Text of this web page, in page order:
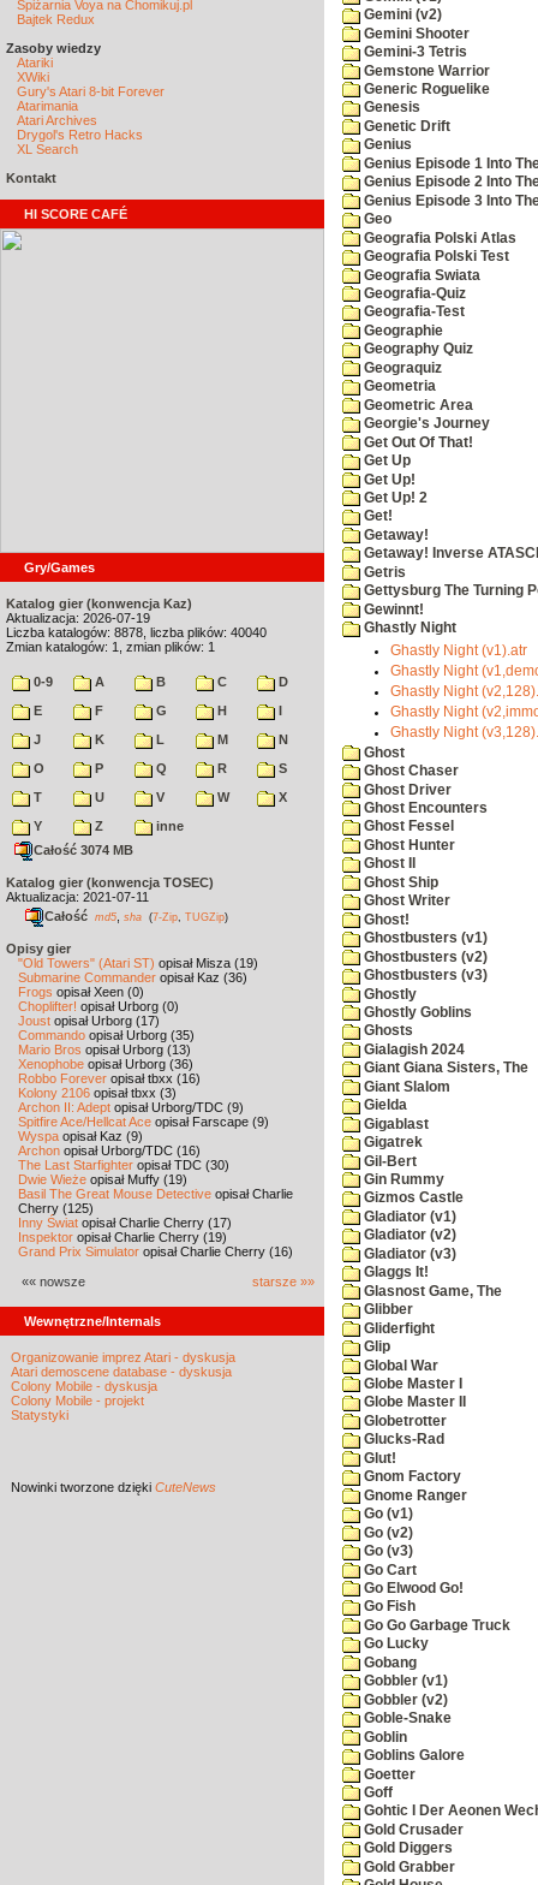
Spiżarnia Voya na Chomikuj.pl
Bajtek Redux
Zasoby wiedzy
Atariki
XWiki
Gury's Atari 8-bit Forever
Atarimania
Atari Archives
Drygol's Retro Hacks
XL Search
Kontakt
HI SCORE CAFÉ
Gry/Games
Katalog gier (konwencja Kaz)
Aktualizacja: 2026-07-19
Liczba katalogów: 8878, liczba plików: 40040
Zmian katalogów: 1, zmian plików: 1
0-9 A B C
D
E
F G H
I
J
K L M
N
O
P Q R
S
T
U V W
X
Y
Z
inne
Całość 3074 MB
Katalog gier (konwencja TOSEC)
Aktualizacja: 2021-07-11
Całość md5 sha (7-Zip TUGZip)
Opisy gier
"Old Towers" (Atari ST) opisał Misza (19)
Submarine Commander opisał Kaz (36)
Frogs opisał Xeen (0)
Choplifter! opisał Urborg (0)
Joust opisał Urborg (17)
Commando opisał Urborg (35)
Mario Bros opisał Urborg (13)
Xenophobe opisał Urborg (36)
Robbo Forever opisał tbxx (16)
Kolony 2106 opisał tbxx (3)
Archon II: Adept opisał Urborg/TDC (9)
Spitfire Ace/Hellcat Ace opisał Farscape (9)
Wyspa opisał Kaz (9)
Archon opisał Urborg/TDC (16)
The Last Starfighter opisał TDC (30)
Dwie Wieże opisał Muffy (19)
Basil The Great Mouse Detective opisał Charlie
Cherry (125)
Inny Świat opisał Charlie Cherry (17)
Inspektor opisał Charlie Cherry (19)
Grand Prix Simulator opisał Charlie Cherry (16)
«« nowsze starsze »»
Wewnętrzne/Internals
Organizowanie imprez Atari - dyskusja
Atari demoscene database - dyskusja
Colony Mobile - dyskusja
Colony Mobile - projekt
Statystyki
Nowinki tworzone dzięki CuteNews
Gemini (v2)
Gemini Shooter
Gemini-3 Tetris
Gemstone Warrior
Generic Roguelike
Genesis
Genetic Drift
Genius
Genius Episode 1 Into
Genius Episode 2 Into
Genius Episode 3 Into
Geo
Geografia Polski Atlas
Geografia Polski Test
Geografia Swiata
Geografia-Quiz
Geografia-Test
Geographie
Geography Quiz
Geograquiz
Geometria
Geometric Area
Georgie's Journey
Get Out Of That!
Get Up
Get Up!
Get Up! 2
Get!
Getaway!
Getaway! Inverse
Getris
Gettysburg The Turning
Gewinnt!
Ghastly Night
Ghastly Night (v1).atr
Ghastly Night
Ghastly Night
Ghastly Night
Ghastly Night
Ghost
Ghost Chaser
Ghost Driver
Ghost Encounters
Ghost Fessel
Ghost Hunter
Ghost II
Ghost Ship
Ghost Writer
Ghost!
Ghostbusters (v1)
Ghostbusters (v2)
Ghostbusters (v3)
Ghostly
Ghostly Goblins
Ghosts
Gialagish 2024
Giant Giana Sisters, The
Giant Slalom
Gielda
Gigablast
Gigatrek
Gil-Bert
Gin Rummy
Gizmos Castle
Gladiator (v1)
Gladiator (v2)
Gladiator (v3)
Glaggs It!
Glasnost Game, The
Glibber
Gliderfight
Glip
Global War
Globe Master I
Globe Master II
Globetrotter
Glucks-Rad
Glut!
Gnom Factory
Gnome Ranger
Go (v1)
Go (v2)
Go (v3)
Go Cart
Go Elwood Go!
Go Fish
Go Go Garbage Truck
Go Lucky
Gobang
Gobbler (v1)
Gobbler (v2)
Goble-Snake
Goblin
Goblins Galore
Goetter
Goff
Gohtic I Der Aeonen
Gold Crusader
Gold Diggers
Gold Grabber